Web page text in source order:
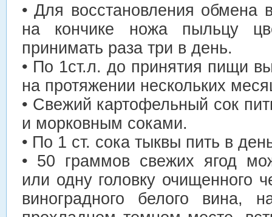
• Для восстановления обмена
на кончике ножа пыльцу
принимать раза три в день.
• По 1ст.л. до принятия пищи
на протяжении нескольких
• Свежий картофельный сок
и морковным соками.
• По 1 ст. сока тыквы пить в
• 50 граммов свежих ягод
или одну головку очищенного
виноградного белого вина,